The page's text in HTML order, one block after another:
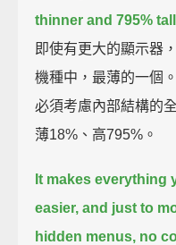
thinner and 795%
即使有更大的顯示器
機種中，最薄的一個
必須考慮內部結構的
薄18%、高795%。
It makes everything
easier, and just to
hidden menus, no